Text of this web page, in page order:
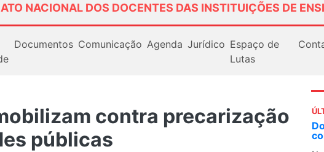
NACIONAL DOS DOCENTES DAS INSTITUIÇÕES DE
Documentos Comunicação Agenda Jurídico Espaço de
Lutas
contra precarização
públicas